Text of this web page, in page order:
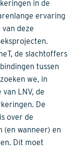
in de
ervaring
deze
de slachtoffers
tussen
we, in
LNV, de
De
over de
wanneer) en
Dit moet